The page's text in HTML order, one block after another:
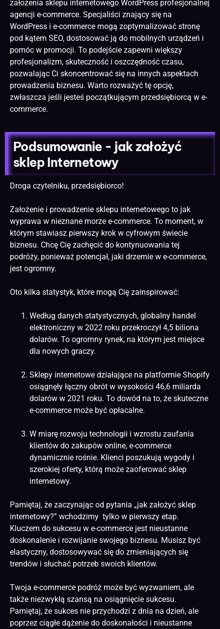
założenia sklepu internetowego WordPress profesjonalnej
agencji e-commerce. Specjaliści znający się na
WordPress i e-commerce mogą zoptymalizować stronę
pod kątem SEO, dostosować ją do mobilnych urządzeń i
pomóc w promocji. To podejście zapewni większy
profesjonalizm, skuteczność i oszczędność czasu,
pozwalając Ci skoncentrować się na innych aspektach
prowadzenia biznesu. Warto rozważyć tę opcję,
zwłaszcza jeśli jesteś początkującym przedsiębiorcą w e-
commerce.
Podsumowanie - jak założyć
sklep Internetowy
Droga czytelniku, przedsiębiorco!
Założenie i prowadzenie sklepu internetowego to jak
wyprawa w nieznane morze e-commerce. To moment, w
którym stawiasz pierwszy krok w cyfrowym świecie
biznesu. Chcę Cię zachęcić do kontynuowania tej
podróży, ponieważ potencjał, jaki drzemie w e-commerce,
jest ogromny.
Oto kilka statystyk, które mogą Cię zainspirować:
Według danych statystycznych, globalny handel
elektroniczny w 2022 roku przekroczył 4,5 biliona
dolarów. To ogromny rynek, na którym jest miejsce
dla nowych graczy.
Sklepy internetowe działające na platformie Shopify
osiągnęły łączny obrót w wysokości 46,6 miliarda
dolarów w 2021 roku. To dowód na to, że skuteczne
e-commerce może być opłacalne.
W miarę rozwoju technologii i wzrostu zaufania
klientów do zakupów online, e-commerce
dynamicznie rośnie. Klienci poszukują wygody i
szerokiej oferty, którą może zaoferować sklep
internetowy.
Pamiętaj, że zaczynając od pytania „jak założyć sklep
internetowy?” wchodzimy tylko w pierwszy etap.
Kluczem do sukcesu w e-commerce jest nieustanne
doskonalenie i rozwijanie swojego biznesu. Musisz być
elastyczny, dostosowywać się do zmieniających się
trendów i słuchać potrzeb swoich klientów.
Twoja e-commerce podróż może być wyzwaniem, ale
także niezwykłą szansą na osiągnięcie sukcesu.
Pamiętaj, że sukces nie przychodzi z dnia na dzień, ale
poprzez ciągłe dążenie do doskonałości i nieustanne